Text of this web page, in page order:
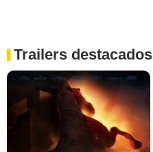
Trailers destacados